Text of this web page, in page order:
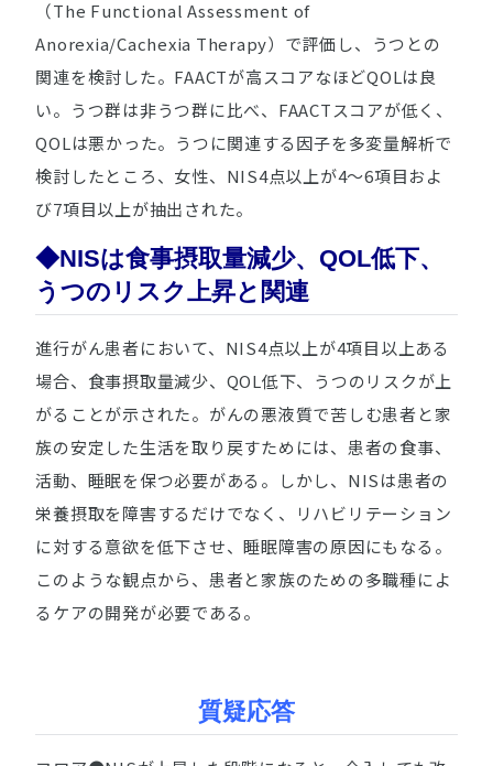
（The Functional Assessment of
Anorexia/Cachexia Therapy）で評価し、うつとの
関連を検討した。FAACTが高スコアなほどQOLは良
い。うつ群は非うつ群に比べ、FAACTスコアが低く、
QOLは悪かった。うつに関連する因子を多変量解析で
検討したところ、女性、NIS4点以上が4～6項目およ
び7項目以上が抽出された。
◆NISは食事摂取量減少、QOL低下、
うつのリスク上昇と関連
進行がん患者において、NIS4点以上が4項目以上ある
場合、食事摂取量減少、QOL低下、うつのリスクが上
がることが示された。がんの悪液質で苦しむ患者と家
族の安定した生活を取り戻すためには、患者の食事、
活動、睡眠を保つ必要がある。しかし、NISは患者の
栄養摂取を障害するだけでなく、リハビリテーション
に対する意欲を低下させ、睡眠障害の原因にもなる。
このような観点から、患者と家族のための多職種によ
るケアの開発が必要である。
質疑応答